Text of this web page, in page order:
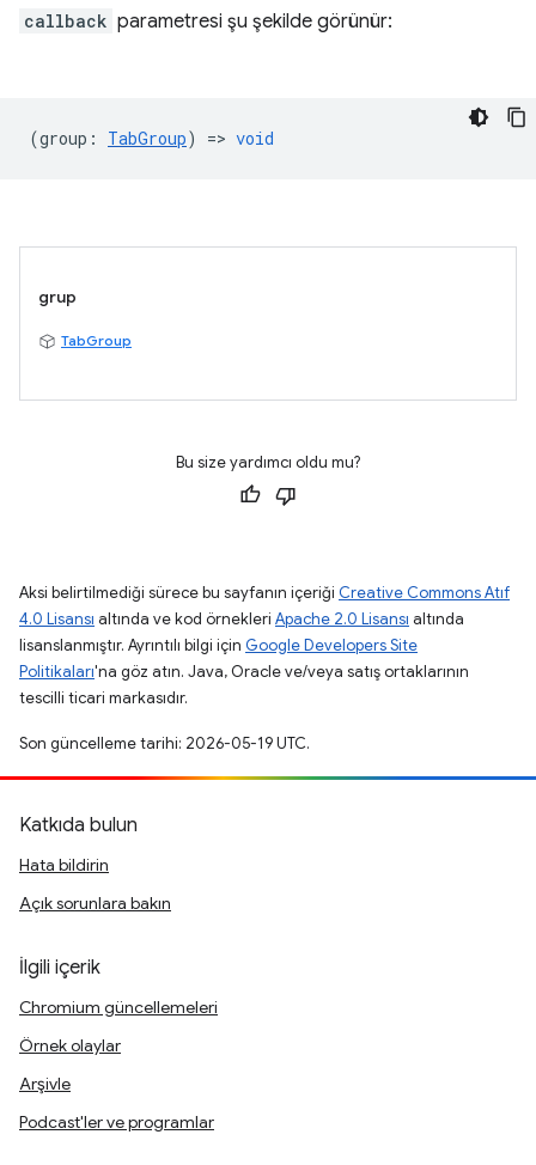
callback parametresi şu şekilde görünür:
(group : TabGroup) => void
grup
TabGroup
Bu size yardımcı oldu mu?
Aksi belirtilmediği sürece bu sayfanın içeriği Creative Commons Atıf
4.0 Lisansı altında ve kod örnekleri Apache 2.0 Lisansı altında
lisanslanmıştır. Ayrıntılı bilgi için Google Developers Site
Politikaları'na göz atın. Java, Oracle ve/veya satış ortaklarının
tescilli ticari markasıdır.
Son güncelleme tarihi: 2026-05-19 UTC.
Katkıda bulun
Hata bildirin
Açık sorunlara bakın
İlgili içerik
Chromium güncellemeleri
Örnek olaylar
Arşivle
Podcast'ler ve programlar